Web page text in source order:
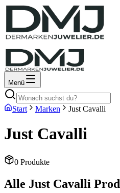
Menü
Start Marken Just Cavalli
Just Cavalli
0 Produkte
Alle Just Cavalli